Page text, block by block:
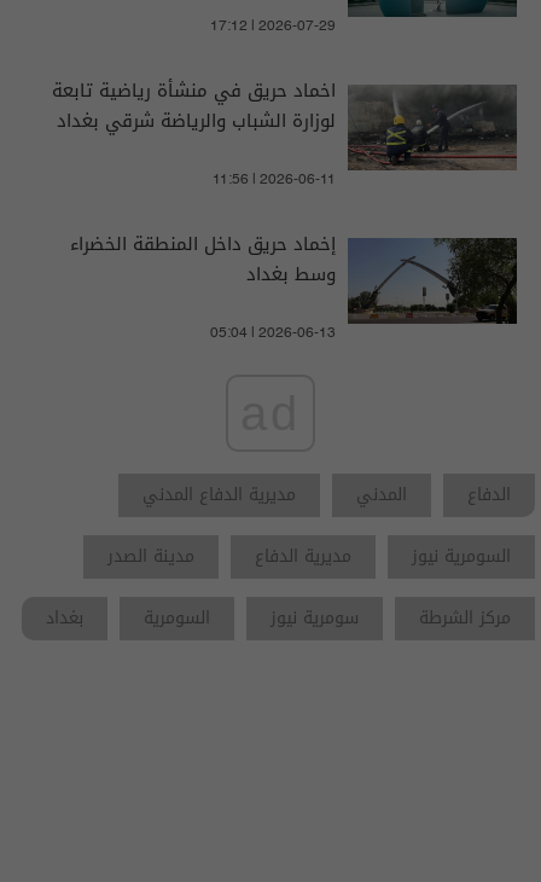
17:12 | 2026-07-29
اخماد حريق في منشأة رياضية تابعة
لوزارة الشباب والرياضة شرقي بغداد
11:56 | 2026-06-11
إخماد حريق داخل المنطقة الخضراء
وسط بغداد
05:04 | 2026-06-13
الدفاع المدني
مديرية الدفاع المدني
السومرية نيوز
مديرية الدفاع
مدينة الصدر
مركز الشرطة
سومرية نيوز السومرية بغداد